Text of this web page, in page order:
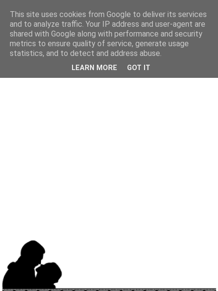
This site uses cookies from Google to deliver its services
and to analyze traffic. Your IP address and user-agent are
shared with Google along with performance and security
metrics to ensure quality of service, generate usage
statistics, and to detect and address abuse.
LEARN MORE GOT IT